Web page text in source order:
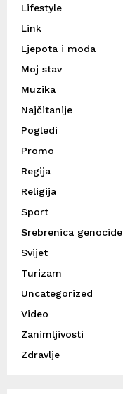
Lifestyle
Link
Ljepota i moda
Moj stav
Muzika
Najčitanije
Pogledi
Promo
Regija
Religija
Sport
Srebrenica genocide
Svijet
Turizam
Uncategorized
Video
Zanimljivosti
Zdravlje